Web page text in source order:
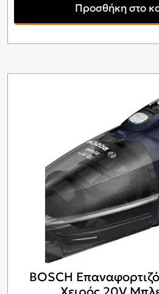
Προσθήκη στο
BOSCH